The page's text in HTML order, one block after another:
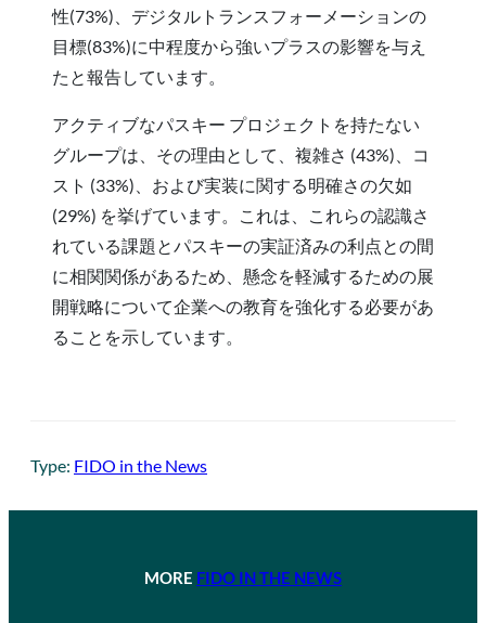
性(73%)、デジタルトランスフォーメーションの
目標(83%)に中程度から強いプラスの影響を与え
たと報告しています。
アクティブなパスキー プロジェクトを持たない
グループは、その理由として、複雑さ (43%)、コ
スト (33%)、および実装に関する明確さの欠如
(29%) を挙げています。これは、これらの認識さ
れている課題とパスキーの実証済みの利点との間
に相関関係があるため、懸念を軽減するための展
開戦略について企業への教育を強化する必要があ
ることを示しています。
Type: FIDO in the News
MORE FIDO IN THE NEWS